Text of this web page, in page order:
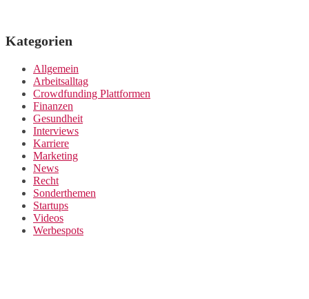
Kategorien
Allgemein
Arbeitsalltag
Crowdfunding Plattformen
Finanzen
Gesundheit
Interviews
Karriere
Marketing
News
Recht
Sonderthemen
Startups
Videos
Werbespots